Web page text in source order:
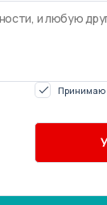
Принимаю